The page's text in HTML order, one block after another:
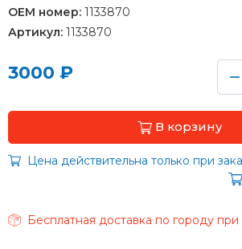
OEM номер: 1133870
Артикул: 1133870
3000 ₽
В корзину
Бесплатная доставка по городу
Цена действительна только при